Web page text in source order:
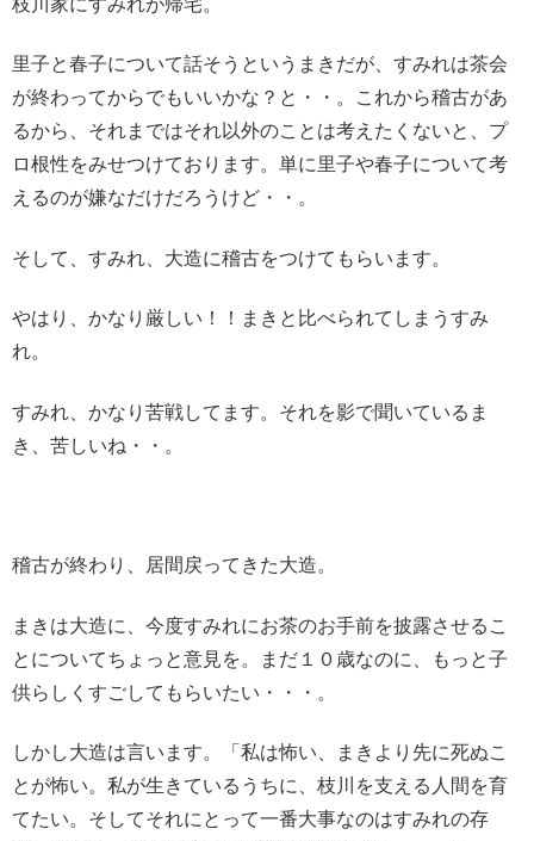
枝川家にすみれが帰宅。
里子と春子について話そうというまきだが、すみれは茶会
が終わってからでもいいかな？と・・。これから稽古があ
るから、それまではそれ以外のことは考えたくないと、プ
ロ根性をみせつけております。単に里子や春子について考
えるのが嫌なだけだろうけど・・。
そして、すみれ、大造に稽古をつけてもらいます。
やはり、かなり厳しい！！まきと比べられてしまうすみ
れ。
すみれ、かなり苦戦してます。それを影で聞いているま
き、苦しいね・・。
稽古が終わり、居間戻ってきた大造。
まきは大造に、今度すみれにお茶のお手前を披露させるこ
とについてちょっと意見を。
まだ１０歳なのに、もっと子
供らしくすごしてもらいたい・・・。
しかし大造は言います。「私は怖い、まきより先に死ぬこ
とが怖い。私が生きているうちに、枝川を支える人間を育
てたい。そしてそれにとって一番大事なのはすみれの存